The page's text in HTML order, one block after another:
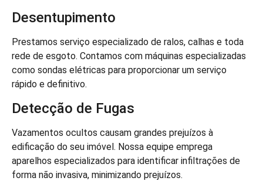
Desentupimento
Prestamos serviço especializado de ralos, calhas e toda
rede de esgoto. Contamos com máquinas especializadas
como sondas elétricas para proporcionar um serviço
rápido e definitivo.
Detecção de Fugas
Vazamentos ocultos causam grandes prejuízos à
edificação do seu imóvel. Nossa equipe emprega
aparelhos especializados para identificar infiltrações de
forma não invasiva, minimizando prejuízos.